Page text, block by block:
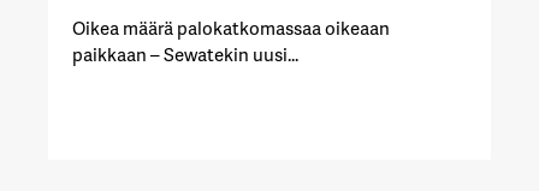
Oikea määrä palokatkomassaa oikeaan
paikkaan – Sewatekin uusi...